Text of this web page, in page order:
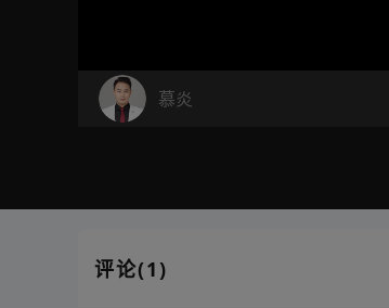
慕炎
评论(1)